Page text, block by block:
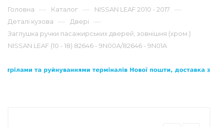
Головна — Каталог — NISSAN LEAF 2010 - 2017 —
Деталі кузова — Двері —
Заглушка ручки пасажирських дверей, зовнішня (хром.)
NISSAN LEAF (10 - 18) 82646 - 9N00A/82646 - 9N01A